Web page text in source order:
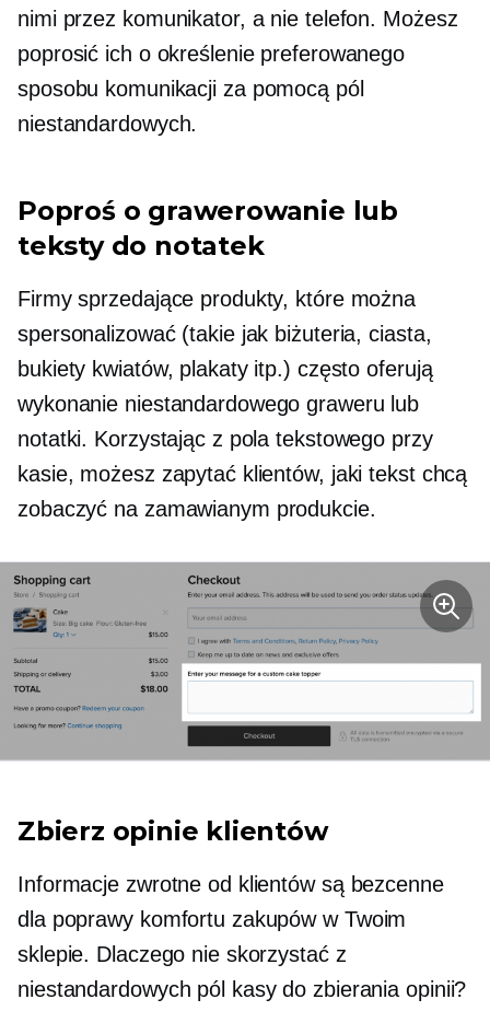
nimi przez komunikator, a nie telefon. Możesz
poprosić ich o określenie preferowanego
sposobu komunikacji za pomocą pól
niestandardowych.
Poproś o grawerowanie lub
teksty do notatek
Firmy sprzedające produkty, które można
spersonalizować (takie jak biżuteria, ciasta,
bukiety kwiatów, plakaty itp.) często oferują
wykonanie niestandardowego graweru lub
notatki. Korzystając z pola tekstowego przy
kasie, możesz zapytać klientów, jaki tekst chcą
zobaczyć na zamawianym produkcie.
Zbierz opinie klientów
Informacje zwrotne od klientów są bezcenne
dla poprawy komfortu zakupów w Twoim
sklepie. Dlaczego nie skorzystać z
niestandardowych pól kasy do zbierania opinii?